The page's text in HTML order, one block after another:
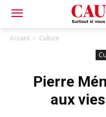
Accueil Culture
Pierre
aux